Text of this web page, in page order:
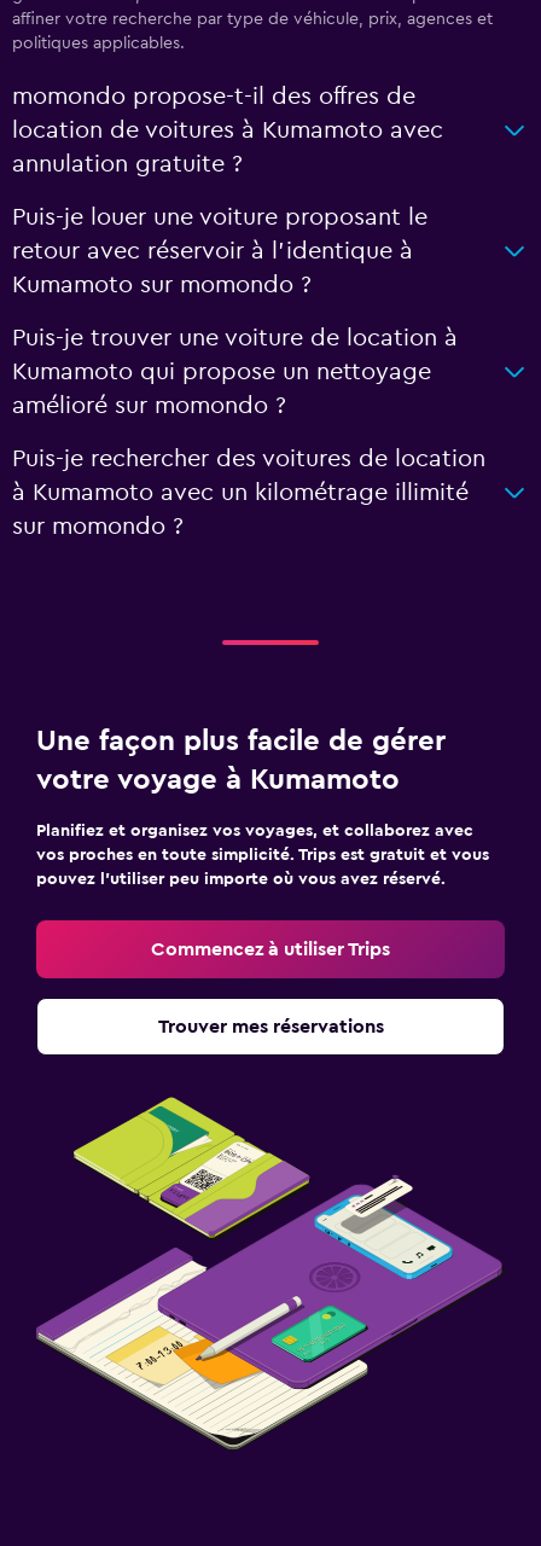
affiner votre recherche par type de véhicule, prix, agences et
politiques applicables.
momondo propose-t-il des offres de
location de voitures à Kumamoto avec
annulation gratuite ?
Puis-je louer une voiture proposant le
retour avec réservoir à l’identique à
Kumamoto sur momondo ?
Puis-je trouver une voiture de location à
Kumamoto qui propose un nettoyage
amélioré sur momondo ?
Puis-je rechercher des voitures de location
à Kumamoto avec un kilométrage illimité
sur momondo ?
Une façon plus facile de gérer
votre voyage à Kumamoto
Planifiez et organisez vos voyages, et collaborez avec
vos proches en toute simplicité. Trips est gratuit et vous
pouvez l’utiliser peu importe où vous avez réservé.
Commencez à utiliser Trips
Trouver mes réservations